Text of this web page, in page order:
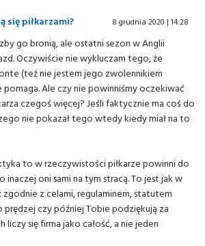
się piłkarzami?
8 grudnia 2020 | 14:28
go bronią, ale ostatni sezon w Anglii
Oczywiście nie wykluczam tego, że
(też nie jestem jego zwolennikiem
Ale czy nie powinniśmy oczekiwać
czegoś więcej? Jeśli faktycznie ma coś do
nie pokazał tego wtedy kiedy miał na to
to w rzeczywistości piłkarze powinni do
inaczej oni sami na tym stracą. To jest jak w
zgodnie z celami, regulaminem, statutem
czy później Tobie podziękują za
liczy się firma jako całość, a nie jeden